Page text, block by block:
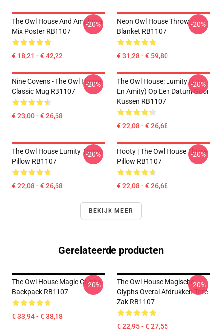
The Owl House And Amphibia
Mix Poster RB1107
€ 18,21 - € 42,22
-20%
Neon Owl House Throw
Blanket RB1107
€ 31,28 - € 59,80
-20%
Nine Covens - The Owl House
Classic Mug RB1107
€ 23,00 - € 26,68
-20%
The Owl House: Lumity (Luz
En Amity) Op Een Datum Gooi
Kussen RB1107
€ 22,08 - € 26,68
-20%
The Owl House Lumity Throw
Pillow RB1107
€ 22,08 - € 26,68
-20%
Hooty | The Owl House Throw
Pillow RB1107
€ 22,08 - € 26,68
-20%
BEKIJK MEER
Gerelateerde producten
The Owl House Magic Glyphs
Backpack RB1107
€ 33,94 - € 38,18
-20%
The Owl House Magische
Glyphs Overal Afdrukken Tote
Zak RB1107
€ 22,95 - € 27,55
-20%